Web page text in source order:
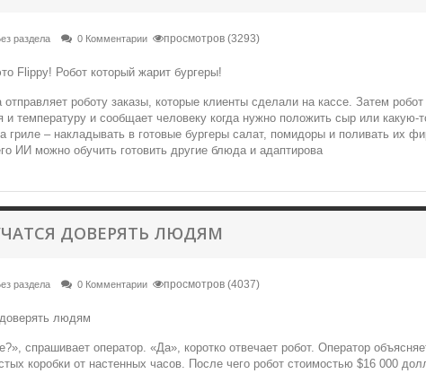
раздела 0 Комментарии просмотров (3293)
роботу заказы, которые клиенты сделали на кассе. Затем
и температуру и сообщает человеку когда нужно положить сыр или какую-
гриле – накладывать в готовые бургеры салат, помидоры и поливать их
ИИ можно обучить готовить другие блюда и адаптирова
ДОВЕРЯТЬ ЛЮДЯМ
раздела 0 Комментарии просмотров (4037)
спрашивает оператор. «Да», коротко отвечает робот. Оператор
коробки от настенных часов. После чего робот стоимостью $16 000